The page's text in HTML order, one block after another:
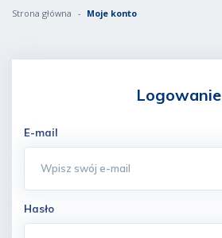
Strona główna Moje konto
Logowanie
E-mail
Hasło